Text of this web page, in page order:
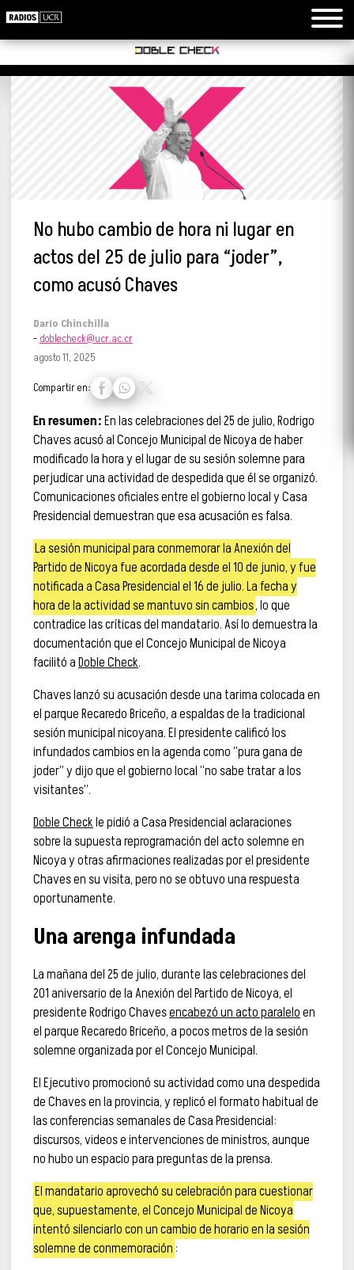
No hubo cambio de hora ni lugar en
actos del 25 de julio para “joder”,
como acusó Chaves
Darío Chinchilla
- doblecheck@ucr.ac.cr
agosto 11, 2025
Compartir en:
En resumen:En las celebraciones del 25 de julio, Rodrigo
Chaves acusó al Concejo Municipal de Nicoya de haber
modificado la hora y el lugar de su sesión solemne para
perjudicar una actividad de despedida que él se organizó.
Comunicaciones oficiales entre el gobierno local y Casa
Presidencial demuestran que esa acusación es falsa.
La sesión municipal para conmemorar la Anexión del
Partido de Nicoya fue acordada desde el 10 de junio, y fue
notificada a Casa Presidencial el 16 de julio. La fecha y
hora de la actividad se mantuvo sin cambios, lo que
contradice las críticas del mandatario. Así lo demuestra la
documentación que el Concejo Municipal de Nicoya
facilitó aDoble Check.
Chaves lanzó su acusación desde una tarima colocada en
el parque Recaredo Briceño, a espaldas de la tradicional
sesión municipal nicoyana. El presidente calificó los
infundados cambios en la agenda como “pura gana de
joder” y dijo que el gobierno local “no sabe tratar a los
visitantes”.
Doble Checkle pidió a Casa Presidencial aclaraciones
sobre la supuesta reprogramación del acto solemne en
Nicoya y otras afirmaciones realizadas por el presidente
Chaves en su visita, pero no se obtuvo una respuesta
oportunamente.
Una arenga infundada
La mañana del 25 de julio, durante las celebraciones del
201 aniversario de la Anexión del Partido de Nicoya, el
presidente Rodrigo Chavesencabezó un acto paraleloen
el parque Recaredo Briceño, a pocos metros de la sesión
solemne organizada por el Concejo Municipal.
El Ejecutivo promocionó su actividad como una despedida
de Chaves en la provincia, y replicó el formato habitual de
las conferencias semanales de Casa Presidencial:
discursos, videos e intervenciones de ministros, aunque
no hubo un espacio para preguntas de la prensa.
El mandatario aprovechó su celebración para cuestionar
que, supuestamente, el Concejo Municipal de Nicoya
intentó silenciarlo con un cambio de horario en la sesión
solemne de conmemoración :